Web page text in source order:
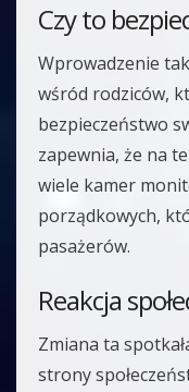
Czy to
Wprowadzenie
wśród rodziców,
bezpieczeństwo
zapewnia, że na
wiele kamer
porządkowych,
pasażerów.
Reakcja
Zmiana ta
strony